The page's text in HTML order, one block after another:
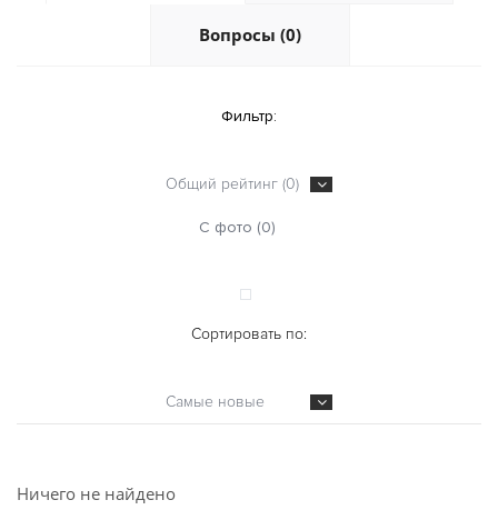
Вопросы (0)
Фильтр:
Общий рейтинг (0)
С фото (0)
Сортировать по:
Самые новые
Ничего не найдено